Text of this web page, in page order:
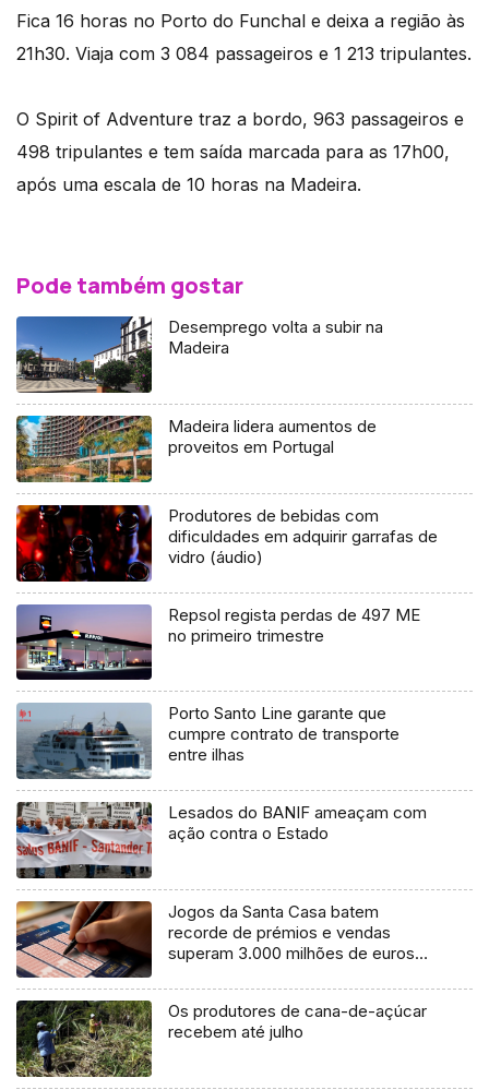
Fica 16 horas no Porto do Funchal e deixa a região às
21h30. Viaja com 3 084 passageiros e 1 213 tripulantes.
O Spirit of Adventure traz a bordo, 963 passageiros e
498 tripulantes e tem saída marcada para as 17h00,
após uma escala de 10 horas na Madeira.
Pode também gostar
Desemprego volta a subir na
Madeira
Madeira lidera aumentos de
proveitos em Portugal
Produtores de bebidas com
dificuldades em adquirir garrafas de
vidro (áudio)
Repsol regista perdas de 497 ME
no primeiro trimestre
Porto Santo Line garante que
cumpre contrato de transporte
entre ilhas
Lesados do BANIF ameaçam com
ação contra o Estado
Jogos da Santa Casa batem
recorde de prémios e vendas
superam 3.000 milhões de euros
Os produtores de cana-de-açúcar
recebem até julho